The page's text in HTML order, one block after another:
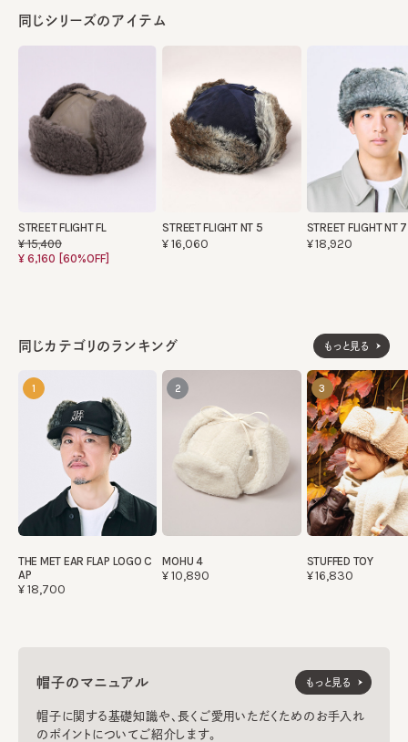
同じシリーズのアイテム
STREET FLIGHT FL
¥15,400
¥6,160 [60%OFF]
STREET FLIGHT NT 5
¥16,060
STREET FLIGHT NT 7
¥18,920
同じカテゴリのランキング もっと見る
1
THE MET EAR FLAP LOGO C
AP
¥18,700
2
MOHU 4
¥10,890
3
STUFFED TOY
¥16,830
帽子のマニュアル
帽子に関する基礎知識や、長くご愛用いただくためのお手入れ
のポイントについてご紹介します。
もっと見る